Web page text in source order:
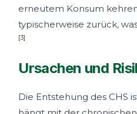
erneutem Konsum
typischerweise zurück,
[3]
Ursachen und
Die Entstehung des CHS